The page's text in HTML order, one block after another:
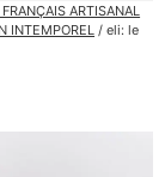
ARTISANAL
INTEMPOREL / eli: le